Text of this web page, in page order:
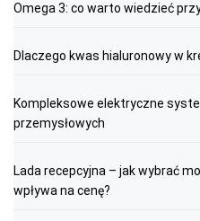
Omega 3: co warto wiedzieć
Dlaczego kwas hialuronowy w
Kompleksowe elektryczne
przemysłowych
Lada recepcyjna – jak wybrać
wpływa na cenę?